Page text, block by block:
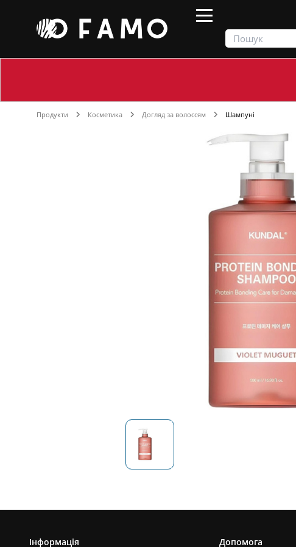
Продукти Косметика Догляд за волоссям Шампуні
Інформація Допомога